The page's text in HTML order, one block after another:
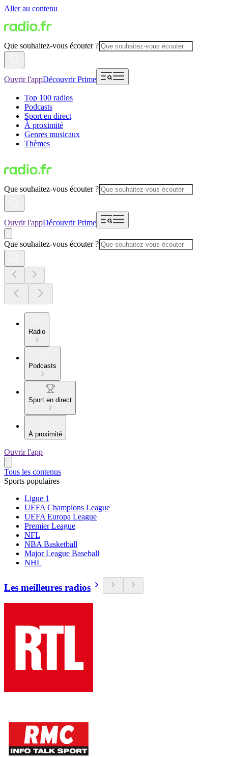
Aller au contenu
Que souhaitez-vous écouter ?
Ouvrir l'appDécouvrir Prime
Top 100 radios
Podcasts
Sport en direct
À proximité
Genres musicaux
Thèmes
Que souhaitez-vous écouter ?
Ouvrir l'appDécouvrir Prime
Que souhaitez-vous écouter ?
Radio
Podcasts
Sport en direct
À proximité
Ouvrir l'app
Tous les contenus
Sports populaires
Ligue 1
UEFA Champions League
UEFA Europa League
Premier League
NFL
NBA Basketball
Major League Baseball
NHL
Les meilleures radios